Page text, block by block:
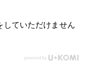
していただけません